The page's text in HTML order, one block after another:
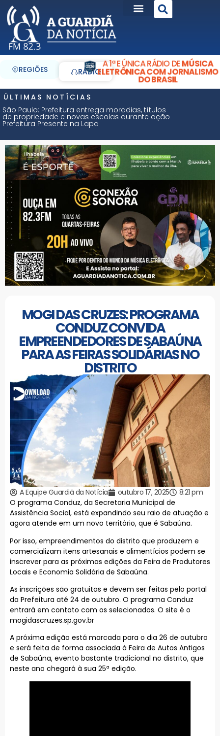
REGIÕES RÁDIO
A 1ª E ÚNICA RÁDIO DEMÚSICA
ELETRÔNICA COM JORNALISMO
DO BRASIL
ÚLTIMAS NOTÍCIAS
São Paulo: Prefeitura entrega moradias, títulos
de propriedade e novas escolas durante ação
Prefeitura Presente na Lapa
MOGI DAS CRUZES: PROGRAMA
CONDUZ CONVIDA
EMPREENDEDORES DE SABAÚNA
PARA AS FEIRAS SOLIDÁRIAS NO
DISTRITO
A Equipe Guardiã da Notícia outubro 17, 2025
8:21 pm
O programa Conduz, da Secretaria Municipal de
Assistência Social, está expandindo seu raio de atuação e
agora atende em um novo território, que é Sabaúna.
Por isso, empreendimentos do distrito que produzem e
comercializam itens artesanais e alimentícios podem se
inscrever para as próximas edições da Feira de Produtores
Locais e Economia Solidária de Sabaúna.
As inscrições são gratuitas e devem ser feitas pelo portal
da Prefeitura até 24 de outubro. O programa Conduz
entrará em contato com os selecionados. O site é o
mogidascruzes.sp.gov.br
A próxima edição está marcada para o dia 26 de outubro
e será feita de forma associada à Feira de Autos Antigos
de Sabaúna, evento bastante tradicional no distrito, que
neste ano chegará à sua 25ª edição.